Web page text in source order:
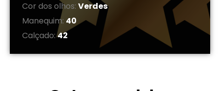
Cor dos olhos: Verdes
Manequim: 40
Calçado:42